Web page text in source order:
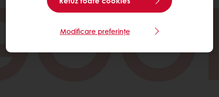
Modificare preferințe